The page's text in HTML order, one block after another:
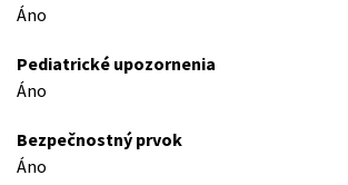
Áno
Pediatrické upozornenia
Áno
Bezpečnostný prvok
Áno